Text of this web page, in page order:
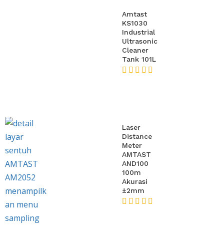
Amtast
KS1030
Industrial
Ultrasonic
Cleaner
Tank 101L
Laser
Distance
Meter
AMTAST
AND100
100m
Akurasi
±2mm